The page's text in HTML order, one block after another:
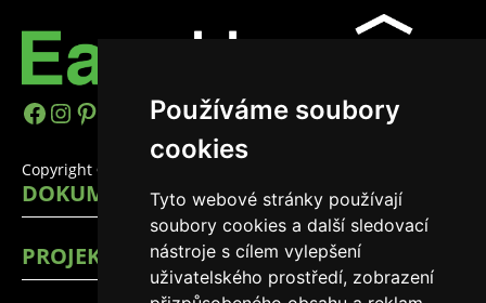
Používáme soubory
cookies
Tyto webové stránky používají
soubory cookies a další sledovací
nástroje s cílem vylepšení
uživatelského prostředí, zobrazení
https://www.facebook.com/
Instagram
Pinterest
YouTube
LinkedIn
TikTok
Copyright © 2026 EasyHomes
DOKUMENTY
PROJEKTY